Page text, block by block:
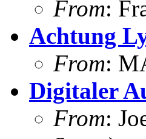
From:
Achtung
From:
Digitaler
From: